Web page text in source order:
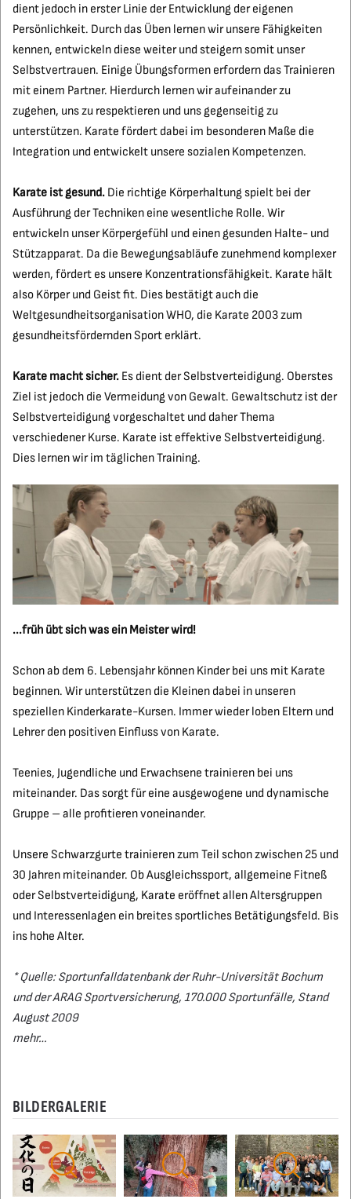
dient jedoch in erster Linie der Entwicklung der eigenen
Persönlichkeit. Durch das Üben lernen wir unsere Fähigkeiten
kennen, entwickeln diese weiter und steigern somit unser
Selbstvertrauen. Einige Übungsformen erfordern das Trainieren
mit einem Partner. Hierdurch lernen wir aufeinander zu
zugehen, uns zu respektieren und uns gegenseitig zu
unterstützen. Karate fördert dabei im besonderen Maße die
Integration und entwickelt unsere sozialen Kompetenzen.
Karate ist gesund. Die richtige Körperhaltung spielt bei der
Ausführung der Techniken eine wesentliche Rolle. Wir
entwickeln unser Körpergefühl und einen gesunden Halte- und
Stützapparat. Da die Bewegungsabläufe zunehmend komplexer
werden, fördert es unsere Konzentrationsfähigkeit. Karate hält
also Körper und Geist fit. Dies bestätigt auch die
Weltgesundheitsorganisation WHO, die Karate 2003 zum
gesundheitsfördernden Sport erklärt.
Karate macht sicher. Es dient der Selbstverteidigung. Oberstes
Ziel ist jedoch die Vermeidung von Gewalt. Gewaltschutz ist der
Selbstverteidigung vorgeschaltet und daher Thema
verschiedener Kurse. Karate ist effektive Selbstverteidigung.
Dies lernen wir im täglichen Training.
...früh übt sich was ein Meister wird!
Schon ab dem 6. Lebensjahr können Kinder bei uns mit Karate
beginnen. Wir unterstützen die Kleinen dabei in unseren
speziellen Kinderkarate-Kursen. Immer wieder loben Eltern und
Lehrer den positiven Einfluss von Karate.
Teenies, Jugendliche und Erwachsene trainieren bei uns
miteinander. Das sorgt für eine ausgewogene und dynamische
Gruppe – alle profitieren voneinander.
Unsere Schwarzgurte trainieren zum Teil schon zwischen 25 und
30 Jahren miteinander. Ob Ausgleichssport, allgemeine Fitneß
oder Selbstverteidigung, Karate eröffnet allen Altersgruppen
und Interessenlagen ein breites sportliches Betätigungsfeld. Bis
ins hohe Alter.
* Quelle: Sportunfalldatenbank der Ruhr-Universität Bochum
und der ARAG Sportversicherung, 170.000 Sportunfälle, Stand
August 2009
mehr…
BILDERGALERIE